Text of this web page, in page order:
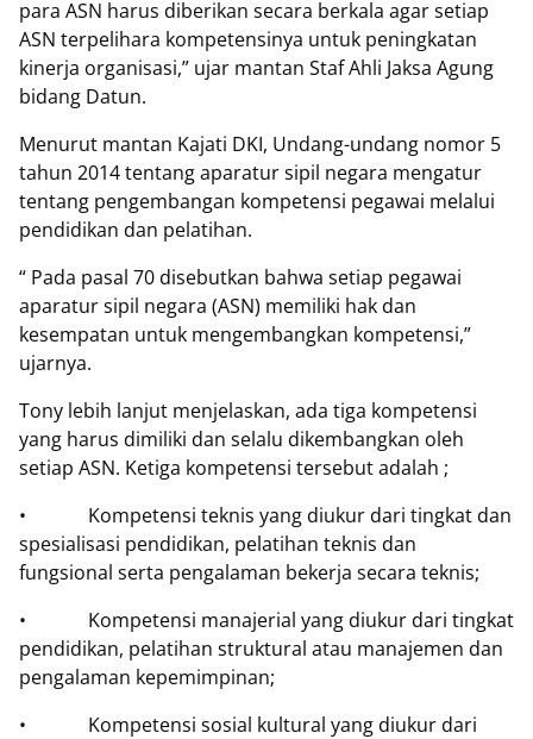
para ASN harus diberikan secara berkala agar setiap
ASN terpelihara kompetensinya untuk peningkatan
kinerja organisasi,” ujar mantan Staf Ahli Jaksa Agung
bidang Datun.
Menurut mantan Kajati DKI, Undang-undang nomor 5
tahun 2014 tentang aparatur sipil negara mengatur
tentang pengembangan kompetensi pegawai melalui
pendidikan dan pelatihan.
“ Pada pasal 70 disebutkan bahwa setiap pegawai
aparatur sipil negara (ASN) memiliki hak dan
kesempatan untuk mengembangkan kompetensi,”
ujarnya.
Tony lebih lanjut menjelaskan, ada tiga kompetensi
yang harus dimiliki dan selalu dikembangkan oleh
setiap ASN. Ketiga kompetensi tersebut adalah ;
•
Kompetensi teknis yang diukur dari tingkat dan
spesialisasi pendidikan, pelatihan teknis dan
fungsional serta pengalaman bekerja secara teknis;
•
Kompetensi manajerial yang diukur dari tingkat
pendidikan, pelatihan struktural atau manajemen dan
pengalaman kepemimpinan;
•
Kompetensi sosial kultural yang diukur dari